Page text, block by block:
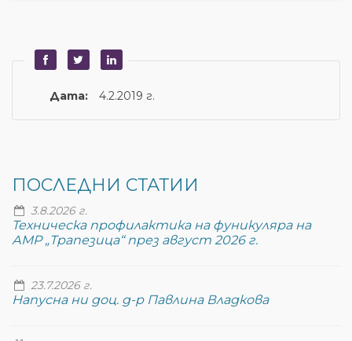
Дата: 4.2.2019 г.
ПОСЛЕДНИ СТАТИИ
3.8.2026 г.
Техническа профилактика на фуникуляра на
АМР „Трапезица“ през август 2026 г.
23.7.2026 г.
Напусна ни доц. д-р Павлина Владкова